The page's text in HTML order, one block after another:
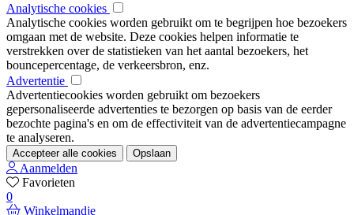
Analytische cookies
Analytische cookies worden gebruikt om te begrijpen hoe bezoekers
omgaan met de website. Deze cookies helpen informatie te
verstrekken over de statistieken van het aantal bezoekers, het
bouncepercentage, de verkeersbron, enz.
Advertentie
Advertentiecookies worden gebruikt om bezoekers
gepersonaliseerde advertenties te bezorgen op basis van de eerder
bezochte pagina's en om de effectiviteit van de advertentiecampagne
te analyseren.
Accepteer alle cookies Opslaan
Aanmelden
Favorieten
0
Winkelmandje